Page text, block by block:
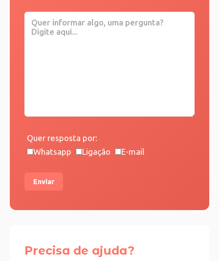
Quer resposta por:
Whatsapp
Ligação E-mail
Enviar
Precisa de ajuda?